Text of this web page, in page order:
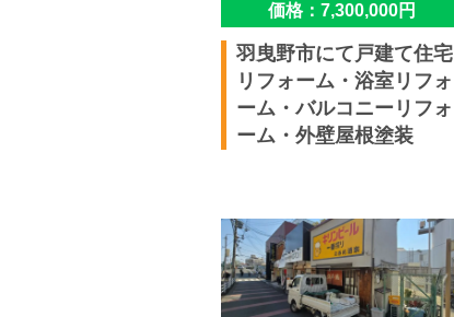
価格：7,300,000円
羽曳野市にて戸建て住宅
リフォーム・浴室リフォ
ーム・バルコニーリフォ
ーム・外壁屋根塗装